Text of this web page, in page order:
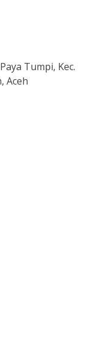
Tumpi, Kec.
Aceh